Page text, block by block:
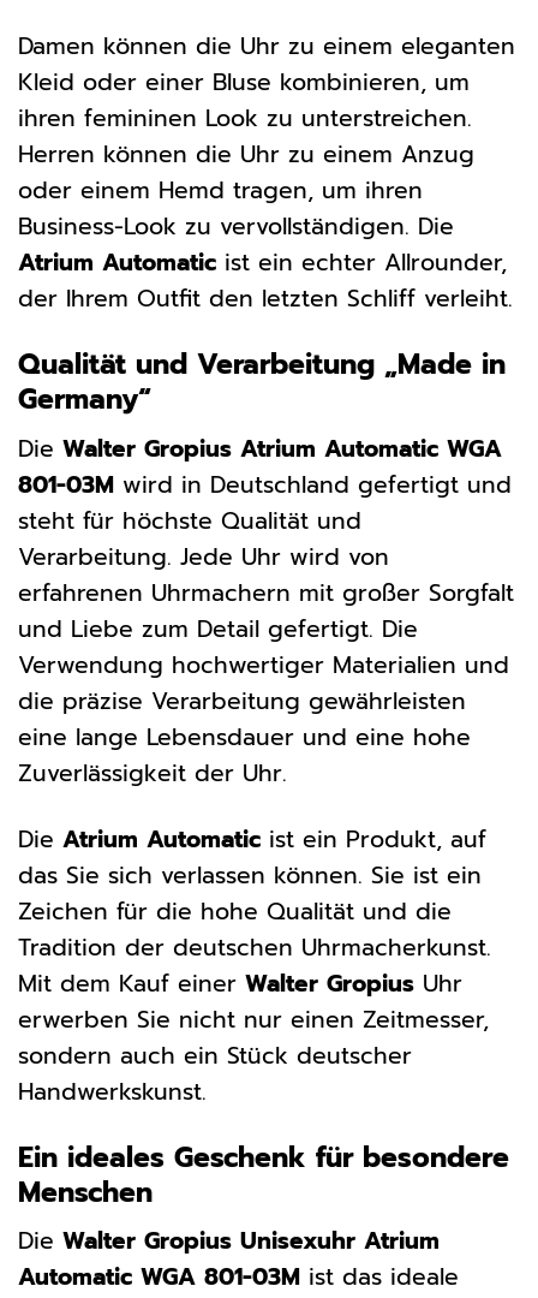
Damen können die Uhr zu einem eleganten
Kleid oder einer Bluse kombinieren, um
ihren femininen Look zu unterstreichen.
Herren können die Uhr zu einem Anzug
oder einem Hemd tragen, um ihren
Business-Look zu vervollständigen. Die
Atrium Automatic ist ein echter Allrounder,
der Ihrem Outfit den letzten Schliff verleiht.
Qualität und Verarbeitung „Made in
Germany“
Die Walter Gropius Atrium Automatic WGA
801-03M wird in Deutschland gefertigt und
steht für höchste Qualität und
Verarbeitung. Jede Uhr wird von
erfahrenen Uhrmachern mit großer Sorgfalt
und Liebe zum Detail gefertigt. Die
Verwendung hochwertiger Materialien und
die präzise Verarbeitung gewährleisten
eine lange Lebensdauer und eine hohe
Zuverlässigkeit der Uhr.
Die Atrium Automatic ist ein Produkt, auf
das Sie sich verlassen können. Sie ist ein
Zeichen für die hohe Qualität und die
Tradition der deutschen Uhrmacherkunst.
Mit dem Kauf einer Walter Gropius Uhr
erwerben Sie nicht nur einen Zeitmesser,
sondern auch ein Stück deutscher
Handwerkskunst.
Ein ideales Geschenk für besondere
Menschen
Die Walter Gropius Unisexuhr Atrium
Automatic WGA 801-03M ist das ideale